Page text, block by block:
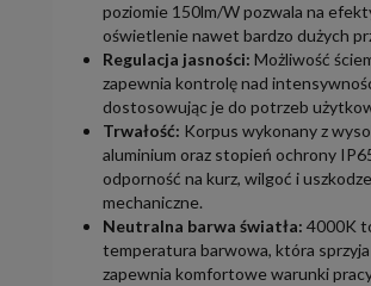
poziomie 150lm/W pozwala na
oświetlenie nawet bardzo dużych
Regulacja jasności: Możliwość
zapewnia kontrolę nad
dostosowując je do potrzeb
Trwałość: Korpus wykonany z
aluminium oraz stopień ochrony
odporność na kurz, wilgoć i
mechaniczne.
Neutralna barwa światła: 4000K
temperatura barwowa, która
zapewnia komfortowe warunki